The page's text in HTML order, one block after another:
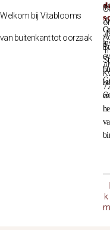
bij Vitablooms
buitenkant tot oorzaak
en